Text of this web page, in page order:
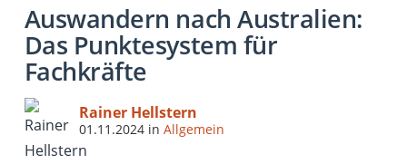
Auswandern nach Australien:
Das Punktesystem für
Fachkräfte
Rainer Hellstern
01.11.2024in Allgemein